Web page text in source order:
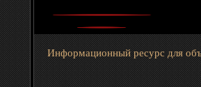
Информационный ресурс для